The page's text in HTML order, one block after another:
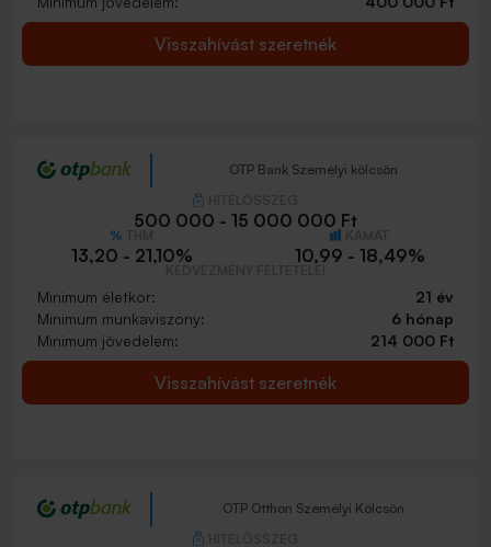
Visszahívást szeretnék
OTP Bank Személyi kölcsön
500 000 - 15 000 000 Ft
13,20 - 21,10% 10,99 - 18,49%
Minimum életkor:
21 év
Minimum munkaviszony:
6 hónap
Minimum jövedelem:
214 000 Ft
Visszahívást szeretnék
OTP Otthon Személyi Kölcsön